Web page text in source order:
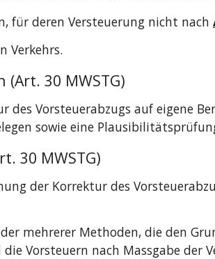
für deren Versteuerung nicht nach
Verkehrs.
(Art. 30 MWSTG)
Vorsteuerabzugs auf eigene
sowie eine
30 MWSTG)
der Korrektur des
mehrerer Methoden, die den
Vorsteuern nach Massgabe